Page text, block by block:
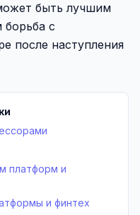
быть лучшим
борьба с
после наступления
платформ и
и финтех